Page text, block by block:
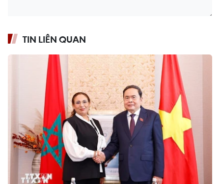
TIN LIÊN QUAN